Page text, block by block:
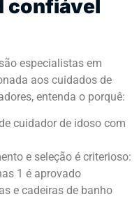
confiável
especialistas em
aos cuidados de
entenda o porquê:
cuidador de idoso com
e seleção é criterioso:
1 é aprovado
e cadeiras de banho